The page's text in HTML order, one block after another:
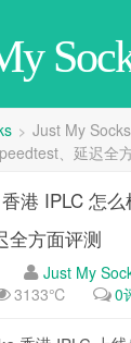
> Just My
、延迟全
港 IPLC 怎么
全方面评测
Just My
3133℃ 0